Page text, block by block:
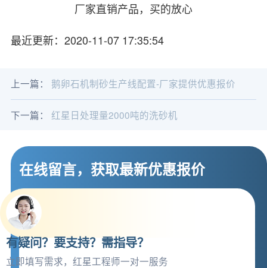
厂家直销产品，买的放心
最近更新：2020-11-07 17:35:54
上一篇： 鹅卵石机制砂生产线配置-厂家提供优惠报价
下一篇： 红星日处理量2000吨的洗砂机
在线留言，获取最新优惠报价
有疑问？要支持？需指导？
立即填写需求，红星工程师一对一服务